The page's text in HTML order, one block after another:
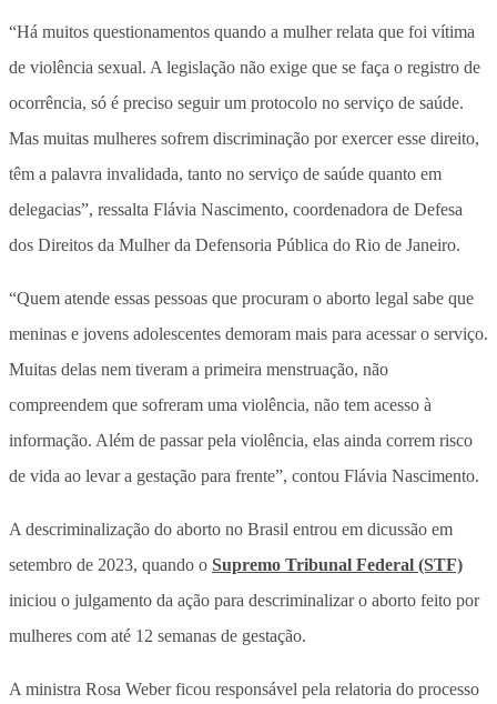
“Há muitos questionamentos quando a mulher relata que foi vítima
de violência sexual. A legislação não exige que se faça o registro de
ocorrência, só é preciso seguir um protocolo no serviço de saúde.
Mas muitas mulheres sofrem discriminação por exercer esse direito,
têm a palavra invalidada, tanto no serviço de saúde quanto em
delegacias”, ressalta Flávia Nascimento, coordenadora de Defesa
dos Direitos da Mulher da Defensoria Pública do Rio de Janeiro.
“Quem atende essas pessoas que procuram o aborto legal sabe que
meninas e jovens adolescentes demoram mais para acessar o serviço.
Muitas delas nem tiveram a primeira menstruação, não
compreendem que sofreram uma violência, não tem acesso à
informação. Além de passar pela violência, elas ainda correm risco
de vida ao levar a gestação para frente”, contou Flávia Nascimento.
A descriminalização do aborto no Brasil entrou em dicussão em
setembro de 2023, quando o Supremo Tribunal Federal (STF)
iniciou o julgamento da ação para descriminalizar o aborto feito por
mulheres com até 12 semanas de gestação.
A ministra Rosa Weber ficou responsável pela relatoria do processo